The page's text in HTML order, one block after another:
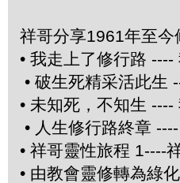
祥哥分享1961年至
• 我走上了修行路
• 破生死精采活此
• 未知死，不知生
• 人生修行路終章
• 祥哥靈性旅程 1----
• 由教會靈修轉為綠